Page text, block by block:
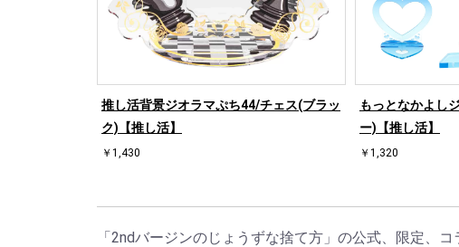
推し活背景ジオラマぷち44/チェス(ブラッ
ク)【推し活】
￥1,430
もっとなかよし
ー)【推し活】
￥1,320
「2ndバージンのじょうずな捨て方」の公式、限定、